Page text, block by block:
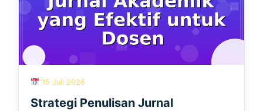
15 Juli 2026
Strategi Penulisan Jurnal